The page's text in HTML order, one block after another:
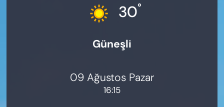
30°
Güneşli
09 Ağustos Pazar
16:15